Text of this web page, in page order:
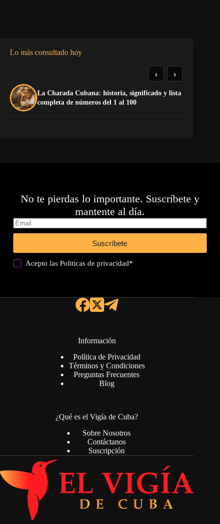
Lo más consultado hoy
La Charada Cubana: historia, significado y lista
completa de números del 1 al 100
‹ ›
No te pierdas lo importante. Suscríbete y
mantente al día.
Suscríbete
Acepto lasPoliticas de privacidad*
Información
Política de Privacidad
Términos y Condiciones
Preguntas Frecuentes
Blog
¿Qué es el Vigía de Cuba?
Sobre Nosotros
Contáctanos
Suscripción